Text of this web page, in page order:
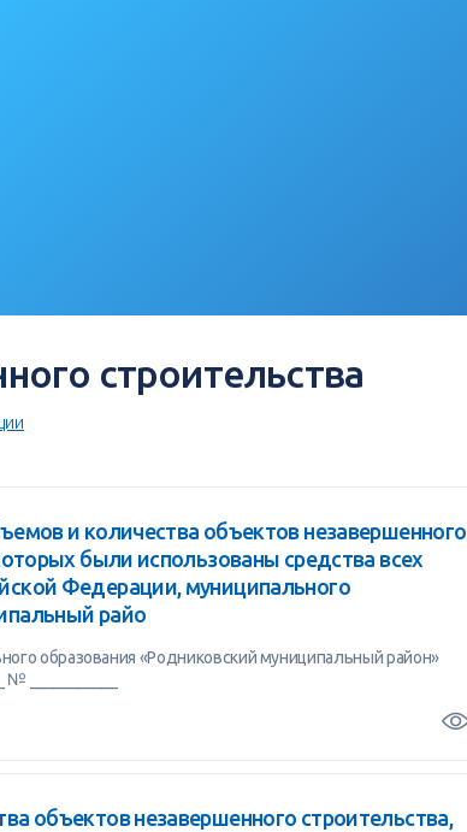
строительства
и количества объектов незавершенного
были использованы средства всех
Федерации, муниципального
райо
образования «Родниковский муниципальный район»
___________
объектов незавершенного строительства,